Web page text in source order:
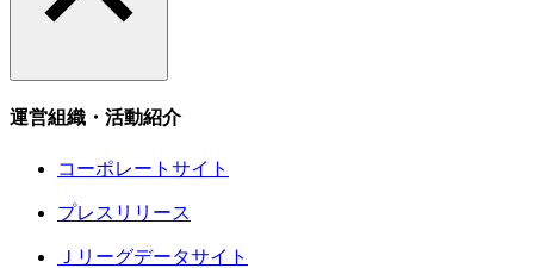
運営組織・活動紹介
コーポレートサイト
プレスリリース
Ｊリーグデータサイト